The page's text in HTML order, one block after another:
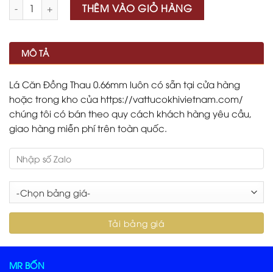
THÊM VÀO GIỎ HÀNG
MÔ TẢ
Lá Căn Đồng Thau 0.66mm luôn có sẵn tại cửa hàng
hoặc trong kho của https://vattucokhivietnam.com/
chúng tôi có bán theo quy cách khách hàng yêu cầu,
giao hàng miễn phí trên toàn quốc.
MR BỐN